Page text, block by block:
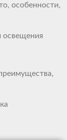
особенности,
освещения